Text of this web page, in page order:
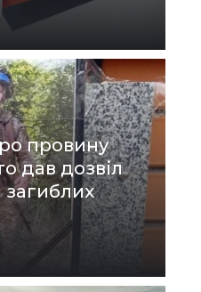
провину
дав дозвіл